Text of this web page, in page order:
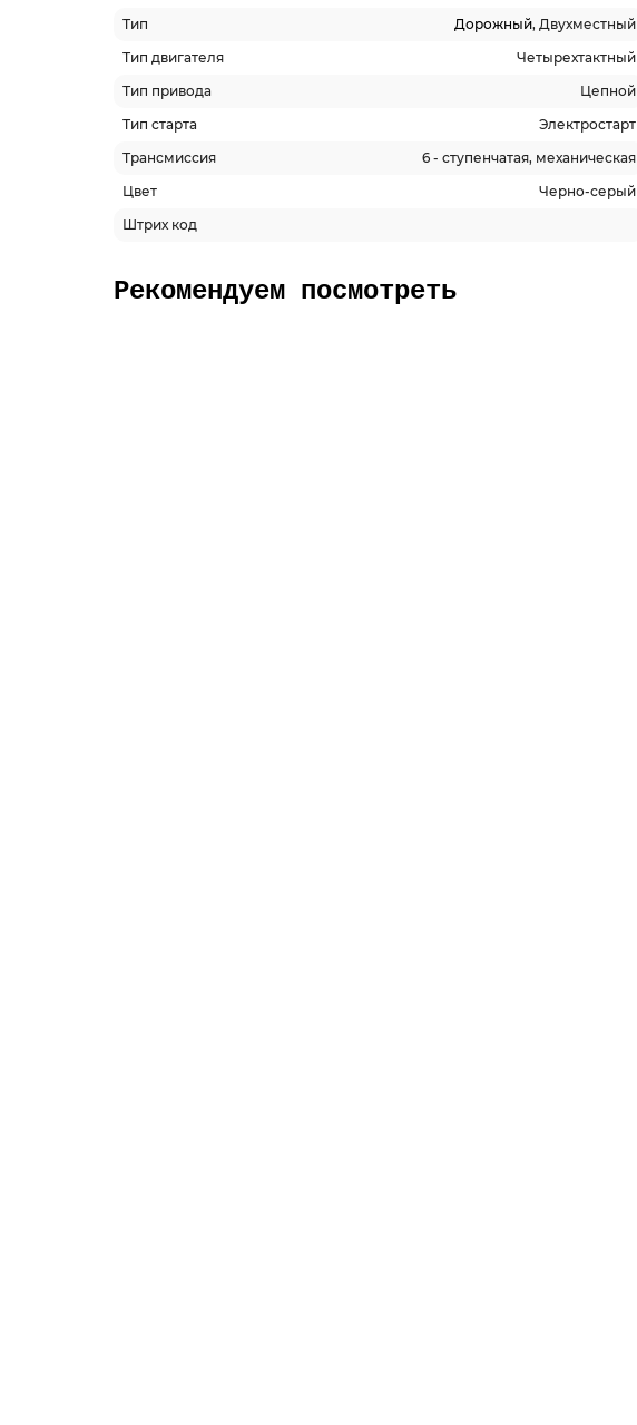
Тип
Дорожный, Двухместный
Тип двигателя
Четырехтактный
Тип привода
Цепной
Тип старта
Электростарт
Трансмиссия
6 - ступенчатая, механическая
Цвет
Черно-серый
Штрих код
Рекомендуем посмотреть